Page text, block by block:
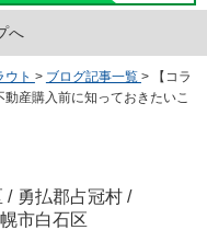
へ
ト > ブログ記事一覧 >
【コラ
産購入前に知っておきたいこ
/ 勇払郡占冠村 /
市白石区